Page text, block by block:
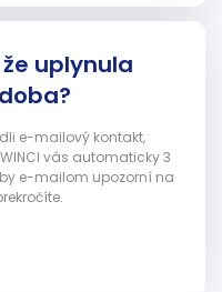
uplynula
e-mailový kontakt,
vás automaticky 3
e-mailom upozorní na